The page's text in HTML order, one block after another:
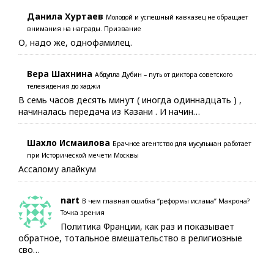
Данила Хуртаев Молодой и успешный кавказец не обращает
внимания на награды. Призвание
О, надо же, однофамилец.
Вера Шахнина Абдулла Дубин – путь от диктора советского
телевидения до хаджи
В семь часов десять минут ( иногда одиннадцать ) ,
начиналась передача из Казани . И начин…
Шахло Исмаилова Брачное агентство для мусульман работает
при Исторической мечети Москвы
Ассалому алайкум
nart В чем главная ошибка “реформы ислама” Макрона?
Точка зрения
Политика Франции, как раз и показывает
обратное, тотальное вмешательство в религиозные
сво…